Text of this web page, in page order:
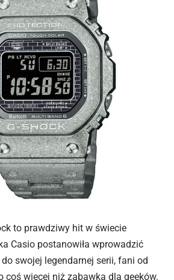
to prawdziwy hit w świecie
Casio postanowiła wprowadzić
swojej legendarnej serii, fani od
coś więcej niż zabawka dla geeków.